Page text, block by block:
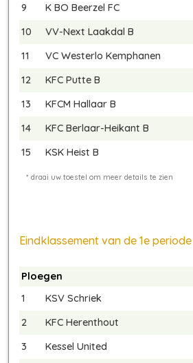
9
K BO Beerzel FC
10
VV-Next Laakdal B
11
VC Westerlo Kemphanen
12
KFC Putte B
13
KFCM Hallaar B
14
KFC Berlaar-Heikant B
15
KSK Heist B
Eindklassement van de 1e periode
Ploegen
1
KSV Schriek
2
KFC Herenthout
3
Kessel United